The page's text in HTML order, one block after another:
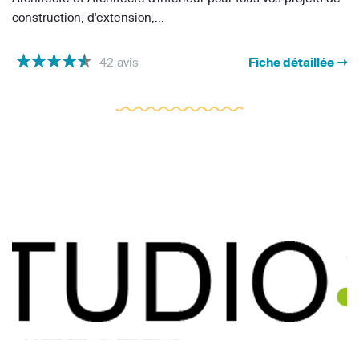
construction, d'extension,...
42 avis Fiche détaillée ➝